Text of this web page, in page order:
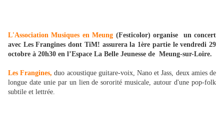
L'Association Musiques en Meung (Festicolor) organise un concert
avec Les Frangines dont TiM! assurera la 1ère partie le vendredi 29
octobre à 20h30 en l’Espace La Belle Jeunesse de Meung-sur-Loire.
Les Frangines, duo acoustique guitare-voix, Nano et Jass, deux amies de
longue date unie par un lien de sororité musicale, autour d'une pop-folk
subtile et lettrée.